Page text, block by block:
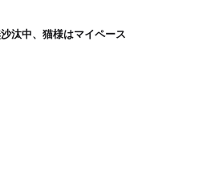
汰中、猫様はマイペース